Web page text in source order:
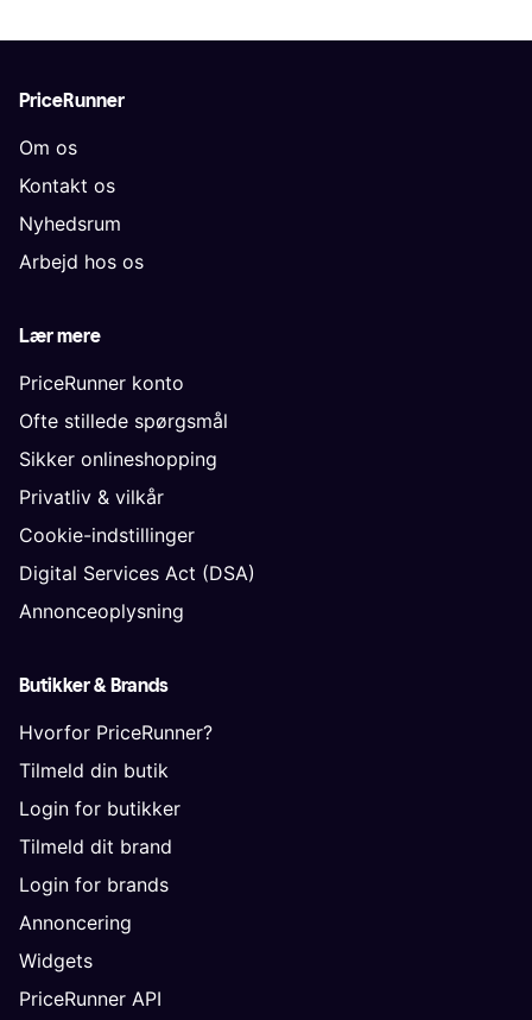
PriceRunner
Om os
Kontakt os
Nyhedsrum
Arbejd hos os
Lær mere
PriceRunner konto
Ofte stillede spørgsmål
Sikker onlineshopping
Privatliv & vilkår
Cookie-indstillinger
Digital Services Act (DSA)
Annonceoplysning
Butikker & Brands
Hvorfor PriceRunner?
Tilmeld din butik
Login for butikker
Tilmeld dit brand
Login for brands
Annoncering
Widgets
PriceRunner API